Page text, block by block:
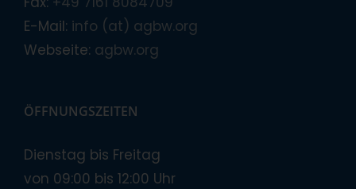
E-Mail: info (at) agbw.org
Webseite: agbw.org
ÖFFNUNGSZEITEN
Dienstag bis Freitag
von 09:00 bis 12:00 Uhr